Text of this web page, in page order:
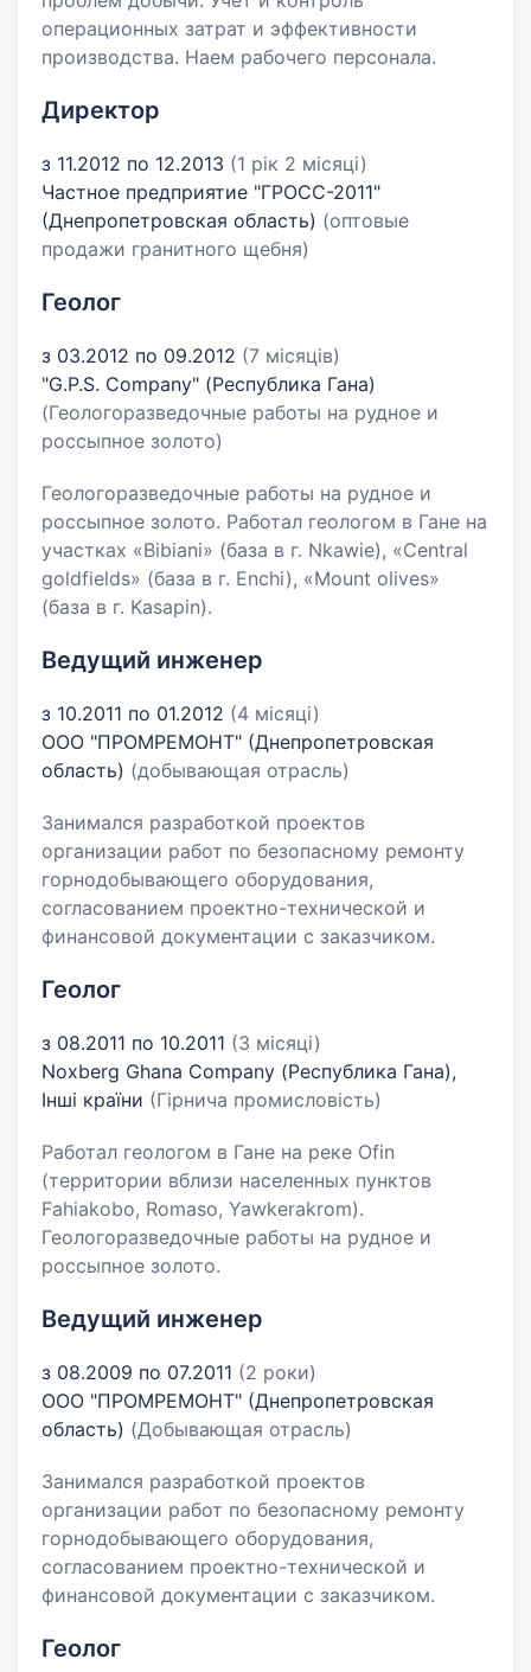
операционных затрат и эффективности
производства. Наем рабочего персонала.
Директор
з 11.2012 по 12.2013 (1 рік 2 місяці)
Частное предприятие "ГРОСС-2011"
(Днепропетровская область) (оптовые
продажи гранитного щебня)
Геолог
з 03.2012 по 09.2012 (7 місяців)
"G.P.S. Company" (Республика Гана)
(Геологоразведочные работы на рудное и
россыпное золото)
Геологоразведочные работы на рудное и
россыпное золото. Работал геологом в Гане на
участках «Bibiani» (база в г. Nkawie), «Central
goldfields» (база в г. Enchi), «Mount olives»
(база в г. Kasapin).
Ведущий инженер
з 10.2011 по 01.2012 (4 місяці)
ООО "ПРОМРЕМОНТ" (Днепропетровская
область) (добывающая отрасль)
Занимался разработкой проектов
организации работ по безопасному ремонту
горнодобывающего оборудования,
согласованием проектно-технической и
финансовой документации с заказчиком.
Геолог
з 08.2011 по 10.2011 (3 місяці)
Noxberg Ghana Company (Республика Гана),
Інші країни (Гірнича промисловість)
Работал геологом в Гане на реке Ofin
(территории вблизи населенных пунктов
Fahiakobo, Romaso, Yawkerakrom).
Геологоразведочные работы на рудное и
россыпное золото.
Ведущий инженер
з 08.2009 по 07.2011 (2 роки)
ООО "ПРОМРЕМОНТ" (Днепропетровская
область) (Добывающая отрасль)
Занимался разработкой проектов
организации работ по безопасному ремонту
горнодобывающего оборудования,
согласованием проектно-технической и
финансовой документации с заказчиком.
Геолог